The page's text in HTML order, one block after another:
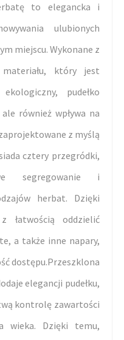
to elegancka i
ulubionych
miejscu. Wykonane z
który jest
pudełko
również wpływa na
z myślą
cztery przegródki,
segregowanie i
herbat. Dzięki
łatwością oddzielić
a także inne napary,
dostępu.Przeszklona
elegancji pudełku,
kontrolę zawartości
wieka. Dzięki temu,